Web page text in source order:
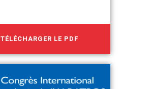
TÉLÉCHARGER LE PDF